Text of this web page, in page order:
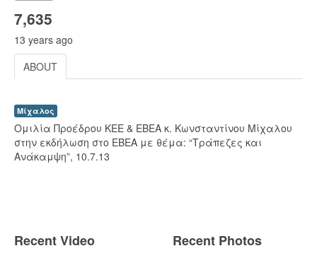
7,635
13 years ago
ABOUT
Μίχαλος
Ομιλία Προέδρου ΚΕΕ & ΕΒΕΑ κ. Κωνσταντίνου Μίχαλου
στην εκδήλωση στο ΕΒΕΑ με θέμα: “Τράπεζες και
Ανάκαμψη”, 10.7.13
Recent Video Recent Photos